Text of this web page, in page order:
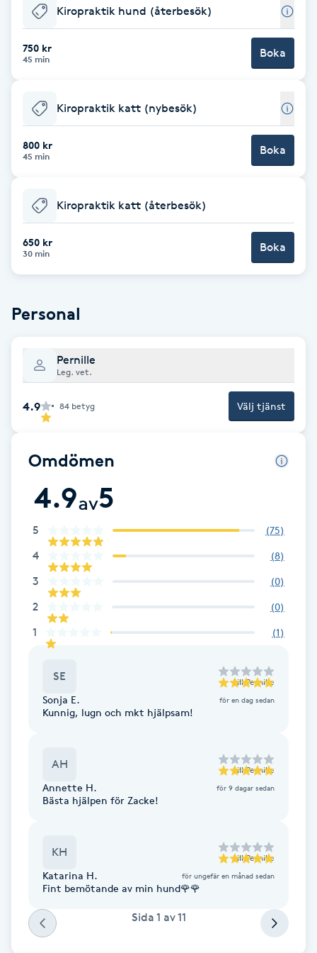
Babylights
Balayage
Bambumassage
Barber
Barnklippning
BIAB
Brynfärgning
Brynplockning
Bröllopsuppsättning
Coachning
Color correction
Cryoterapi
Damklippning
Extensions
Extensions borttagning
Eyeliner-tatuering
Kiropraktik hund (återbesök)
750 kr
45 min Boka
Kiropraktik katt (nybesök)
800 kr
45 min Boka
Kiropraktik katt (återbesök)
650 kr
30 min Boka
Personal
Pernille
Leg. vet.
4.9 84 betyg Välj tjänst
Omdömen
4.9av5
5 (75)
4 (8)
3 (0)
2 (0)
1 (1)
SE till Pernille
Sonja E. för en dag sedan
Kunnig, lugn och mkt hjälpsam!
AH till Pernille
Annette H. för 9 dagar sedan
Bästa hjälpen för Zacke!
KH till Pernille
Katarina H. för ungefär en månad sedan
Fint bemötande av min hund🌹🌹
Sida 1 av11